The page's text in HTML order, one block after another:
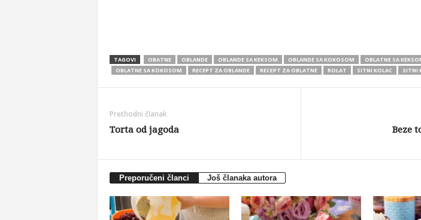
TAGOVI OBATNE OBLANDE OBLANDE SA KEKSOM OBLANDE SA KOKOSOM
OBLATNE SA
OBLATNE SA KOKOSOM
RECEPT ZA OBLANDE RECEPT ZA OBLATNE ROLAT SITNI KOLAC SITNI
Prethodni članak
Torta od jagoda Beze
Preporučeni članci Još članaka autora